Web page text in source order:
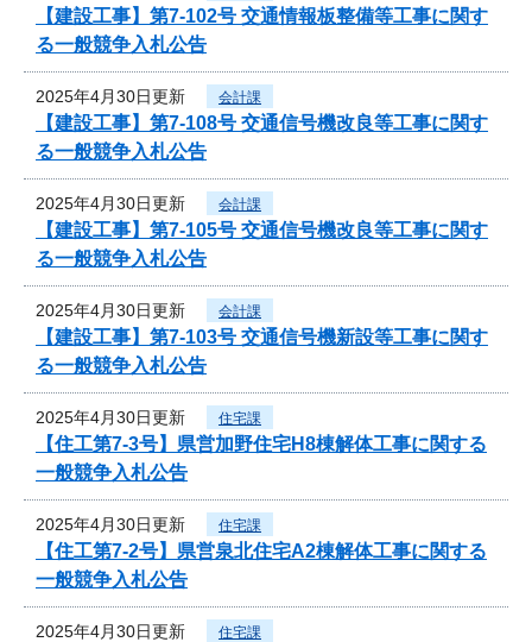
【建設工事】第7-102号 交通情報板整備等工事に関す
る一般競争入札公告
2025年4月30日更新 会計課
【建設工事】第7-108号 交通信号機改良等工事に関す
る一般競争入札公告
2025年4月30日更新 会計課
【建設工事】第7-105号 交通信号機改良等工事に関す
る一般競争入札公告
2025年4月30日更新 会計課
【建設工事】第7-103号 交通信号機新設等工事に関す
る一般競争入札公告
2025年4月30日更新 住宅課
【住工第7-3号】県営加野住宅H8棟解体工事に関する
一般競争入札公告
2025年4月30日更新 住宅課
【住工第7-2号】県営泉北住宅A2棟解体工事に関する
一般競争入札公告
2025年4月30日更新 住宅課